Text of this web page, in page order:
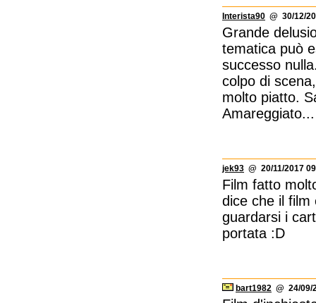
Interista90 @ 30/12/
Grande
tematica può
successo
colpo di
molto piatto.
Amareggiato...
jek93 @ 20/11/2017
Film fatto
dice che il film
guardarsi i
portata :D
bart1982 @ 24/09/